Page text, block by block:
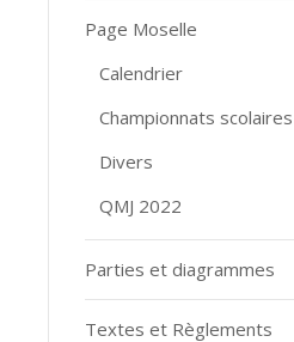
Page Moselle
Calendrier
Championnats scolaires
Divers
QMJ 2022
Parties et diagrammes
Textes et Règlements